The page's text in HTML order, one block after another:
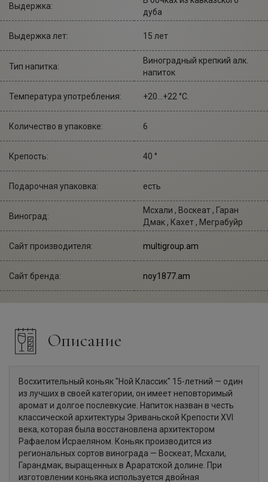
Выдержка:
дуба
Выдержка лет: 15 лет
Тип напитка:
Виноградный крепкий алк.
напиток
Температура употребления: +20...+22 °С.
Количество в упаковке: 6
Крепость: 40 °
Подарочная упаковка: есть
Виноград:
Мсхали , Воскеат , Гаран
Дмак , Кахет , Меграбуйр
Сайт производителя: multigroup.am
Сайт бренда: noy1877.am
Описание
Восхитительный коньяк "Ной Классик" 15-летний — один
из лучших в своей категории, он имеет неповторимый
аромат и долгое послевкусие. Напиток назван в честь
классической архитектуры Эриваньской Крепости XVI
века, которая была восстановлена архитектором
Рафаелом Исраеляном. Коньяк производится из
региональных сортов винограда — Воскеат, Мсхали,
Гарандмак, выращенных в Араратской долине. При
изготовлении коньяка используется двойная